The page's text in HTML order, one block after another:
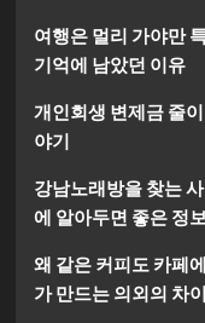
여행은 멀리 가야만
기억에 남았던 이유
개인회생 변제금 줄
야기
강남노래방을 찾는
에 알아두면 좋은 정보
왜 같은 커피도 카페
가 만드는 의외의 차이